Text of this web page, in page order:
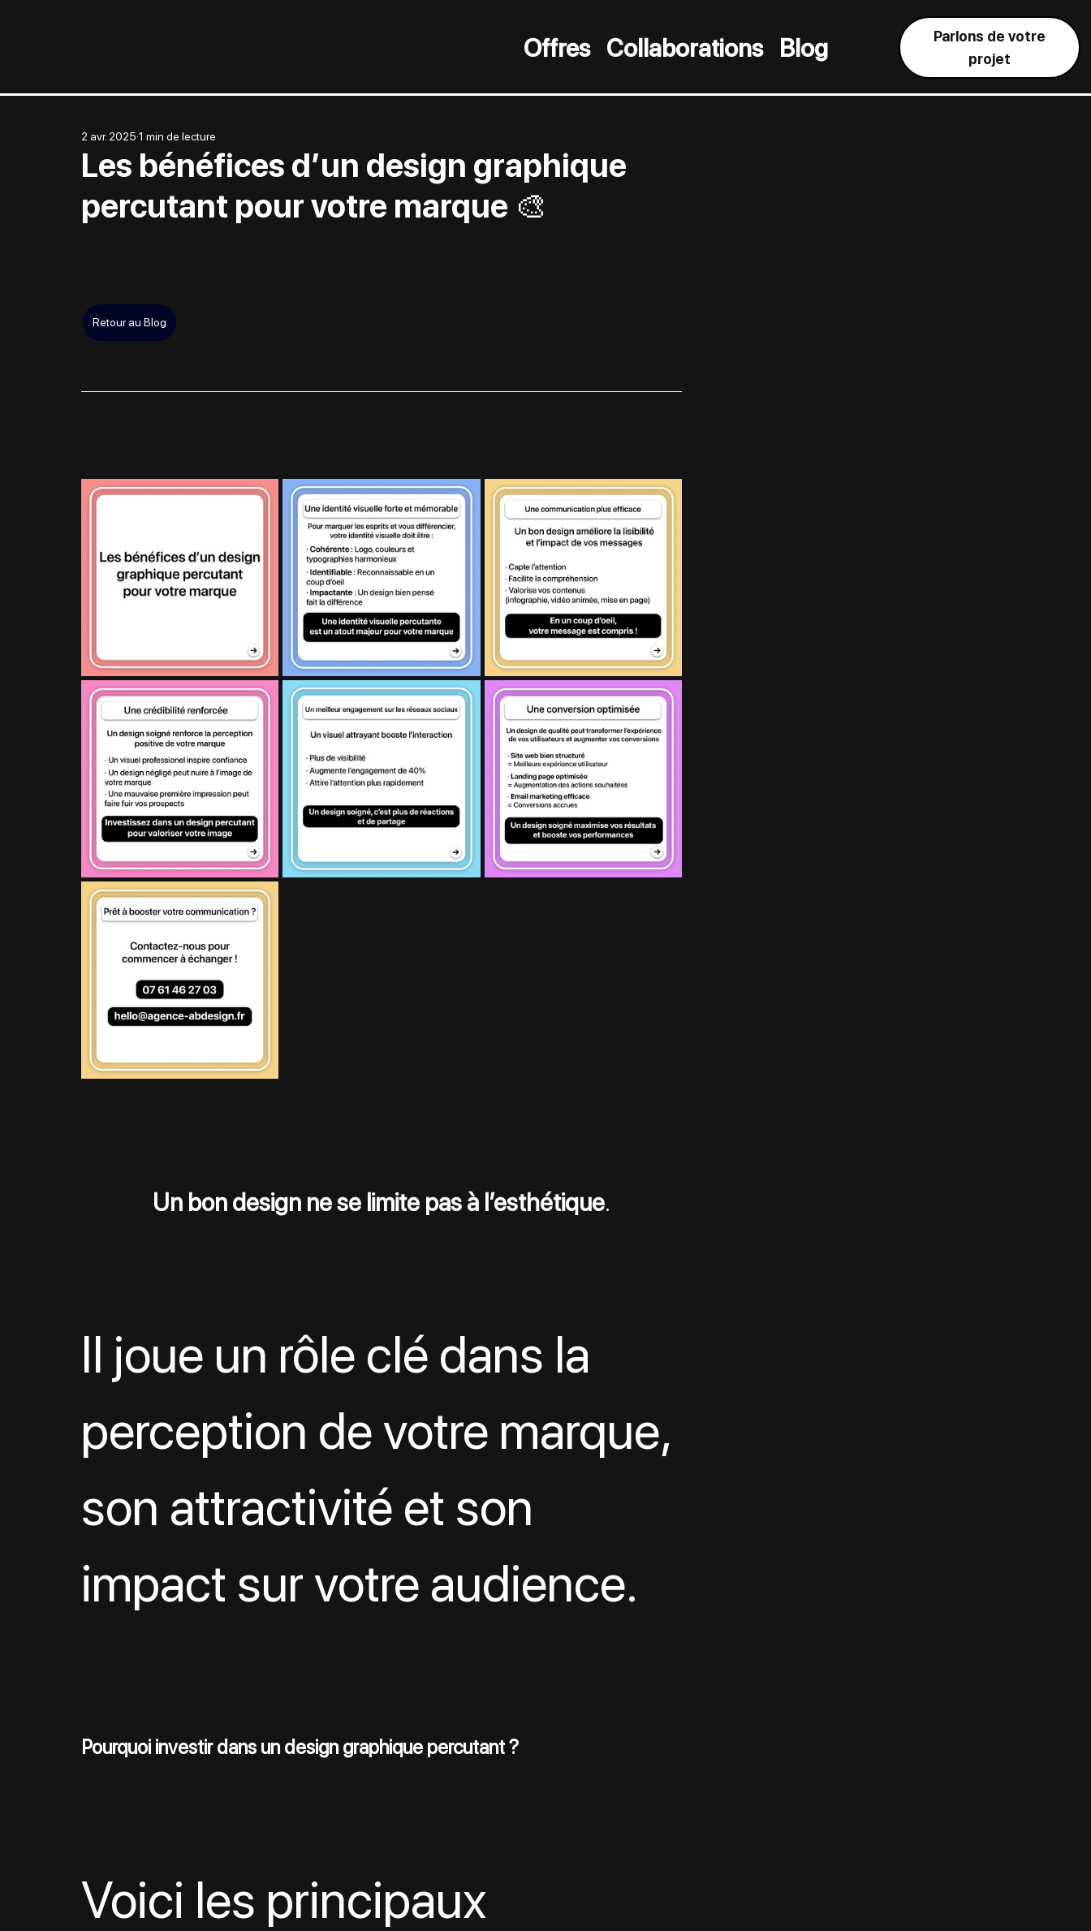
Offres Collaborations Blog
Parlons de votre
projet
Les bénéfices d’un design graphique
percutant pour votre marque 🎨
2 avr. 2025 1 min de lecture
Retour au Blog
Un bon design ne se limite pas à l’esthétique.
Il joue un rôle clé dans la
perception de votre marque,
son attractivité et son
impact sur votre audience.
Pourquoi investir dans un design graphique percutant ?
Voici les principaux